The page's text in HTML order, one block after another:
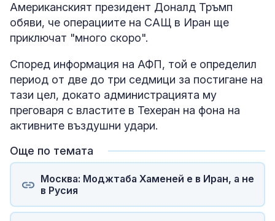
Американският президент Доналд Тръмп
обяви, че операциите на САЩ в Иран ще
приключат "много скоро".
Според информация на АФП, той е определил
период от две до три седмици за постигане на
тази цел, докато администрацията му
преговаря с властите в Техеран на фона на
активните въздушни удари.
Още по темата
Москва: Моджтаба Хаменей е в Иран, а не
в Русия